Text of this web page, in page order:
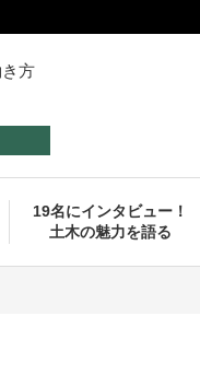
19名にインタビュー！
土木の魅力を語る